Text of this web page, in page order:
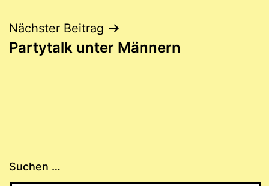
Nächster Beitrag
Partytalk unter Männern
Suchen …